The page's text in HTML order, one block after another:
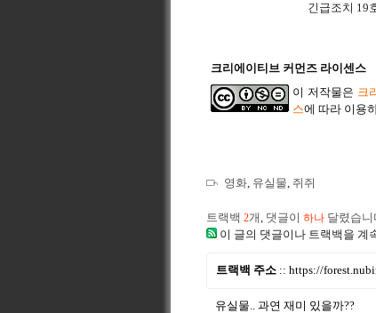
긴급조치 19
크리에이티브 커먼즈 라이센스
이 저작물은 크
스에 따라 이용
영화, 유실물, 쥐쥐
트랙백 2개 , 댓글이 하나 달렸습니
이 글의 댓글이나 트랙백을 계
트랙백 주소 :: https://
유실물.. 과연 재미 있을까??